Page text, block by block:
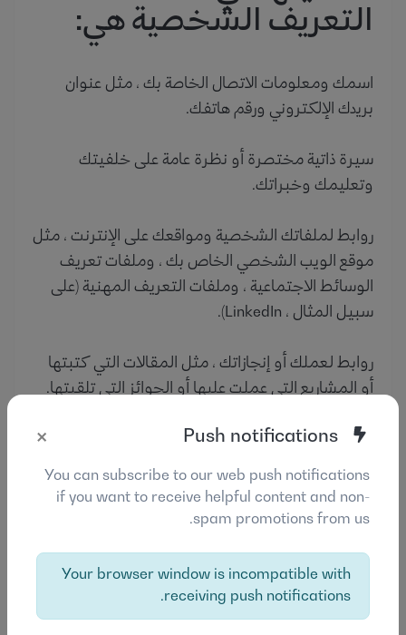
التعريف الشخصية هي:
اسمك ومعلومات الاتصال الخاصة بك ، مثل عنوان
بريدك الإلكتروني ورقم هاتفك.
سيرة ذاتية مختصرة أو نظرة عامة على خلفيتك
وتعليمك وخبراتك.
روابط لملفاتك الشخصية ومواقعك على الإنترنت ، مثل
موقع الويب الشخصي الخاص بك ، وملفات تعريف
الوسائط الاجتماعية ، وملفات التعريف المهنية (على
سبيل المثال ، LinkedIn).
روابط لعملك أو إنجازاتك ، مثل المقالات التي كتبتها
أو المشاريع التي عملت عليها أو الجوائز التي تلقيتها.
أي مهارات أو خبرات ذات صلة لديك ، مثل اللغات التي
تتحدثها أو البرامج التي تجيدها.
لقطة أو صورة أخرى لنفسك.
أي معلومات أخرى ذات صلة تعتقد أنها ستكون مفيدة
لجمهورك أن يعرفها.
×
You can subscribe to our web push notifications
if you want to receive helpful content and non-
spam promotions from us.
Your browser window is incompatible with
receiving push notifications.